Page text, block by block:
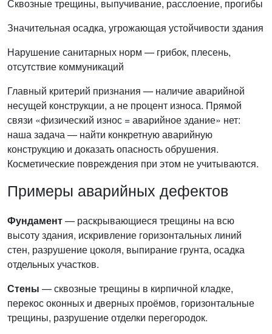
Сквозные трещины, выпучивание, расслоение, прогибы
Значительная осадка, угрожающая устойчивости здания
Нарушение санитарных норм — грибок, плесень,
отсутствие коммуникаций
Главный критерий признания — наличие аварийной
несущей конструкции, а не процент износа. Прямой
связи «физический износ = аварийное здание» нет:
наша задача — найти конкретную аварийную
конструкцию и доказать опасность обрушения.
Косметические повреждения при этом не учитываются.
Примеры аварийных дефектов
Фундамент— раскрывающиеся трещины на всю
высоту здания, искривление горизонтальных линий
стен, разрушение цоколя, выпирание грунта, осадка
отдельных участков.
Стены — сквозные трещины в кирпичной кладке,
перекос оконных и дверных проёмов, горизонтальные
трещины, разрушение отделки перегородок.